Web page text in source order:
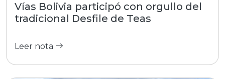
Vías Bolivia participó con orgullo del
tradicional Desfile de Teas
Leer nota